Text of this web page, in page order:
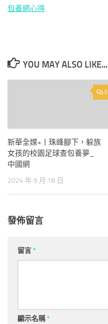
包養網心得
YOU MAY ALSO LIKE...
0
新華全媒+丨珠峰腳下，躲族
女孩的校園足球查包養夢_
中國網
2024 年 9 月 18 日
發佈留言
留言*
顯示名稱*